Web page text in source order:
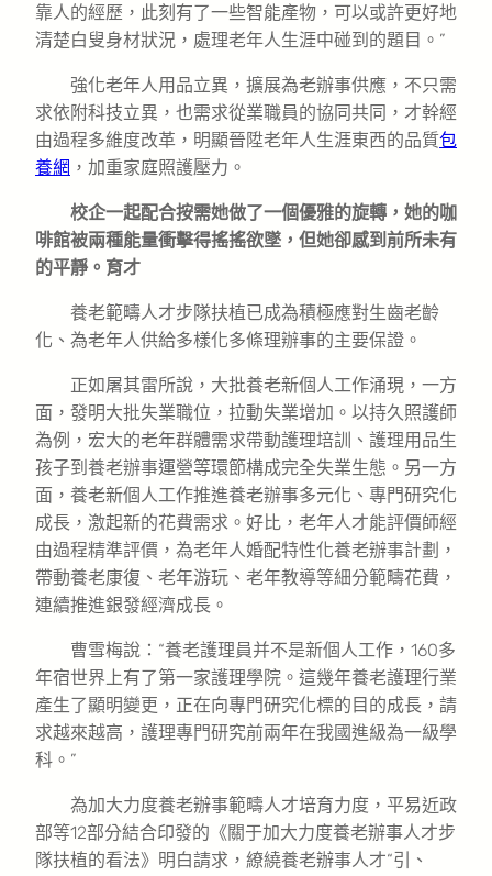
靠人的經歷，此刻有了一些智能產物，可以或許更好地
清楚白叟身材狀況，處理老年人生涯中碰到的題目。”
強化老年人用品立異，擴展為老辦事供應，不只需
求依附科技立異，也需求從業職員的協同共同，才幹經
由過程多維度改革，明顯晉陞老年人生涯東西的品質包
養網 ，加重家庭照護壓力。
校企一起配合按需她做了一個優雅的旋轉，她的咖
啡館被兩種能量衝擊得搖搖欲墜，但她卻感到前所未有
的平靜。育才
養老範疇人才步隊扶植已成為積極應對生齒老齡
化、為老年人供給多樣化多條理辦事的主要保證。
正如屠其雷所說，大批養老新個人工作涌現，一方
面，發明大批失業職位，拉動失業增加。以持久照護師
為例，宏大的老年群體需求帶動護理培訓、護理用品生
孩子到養老辦事運營等環節構成完全失業生態。另一方
面，養老新個人工作推進養老辦事多元化、專門研究化
成長，激起新的花費需求。好比，老年人才能評價師經
由過程精準評價，為老年人婚配特性化養老辦事計劃，
帶動養老康復、老年游玩、老年教導等細分範疇花費，
連續推進銀發經濟成長。
曹雪梅說：“養老護理員并不是新個人工作，160多
年宿世界上有了第一家護理學院。這幾年養老護理行業
產生了顯明變更，正在向專門研究化標的目的成長，請
求越來越高，護理專門研究前兩年在我國進級為一級學
科。”
為加大力度養老辦事範疇人才培育力度，平易近政
部等12部分結合印發的《關于加大力度養老辦事人才步
隊扶植的看法》明白請求，繚繞養老辦事人才“引、